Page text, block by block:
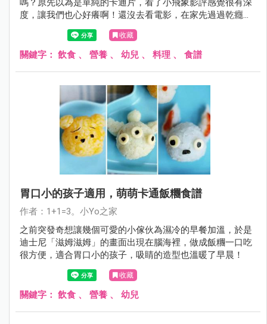
度，讓我們也心好癢啊！還沒去看電影，在家先過過乾癮，
來個小飛象造型便當給孩子一個驚喜！
收藏
關鍵字： 飲食 、 營養 、 幼兒 、 料理 、 食譜
胃口小的孩子適用，萌萌卡通飯糰食譜
作者：1+1=3。小Yo之家
之前突發奇想讓幾個可愛的小傢伙為濕冷的早餐加溫，於是
迪士尼「滋姆滋姆」的畫面出現在腦海裡，做成飯糰一口吃
很方便，適合胃口小的孩子，吸睛的造型也溫暖了早晨！
收藏
關鍵字： 飲食 、 營養 、 幼兒